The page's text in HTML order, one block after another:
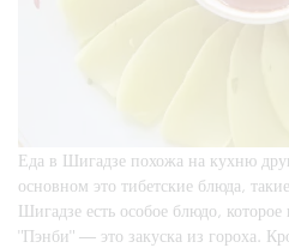
Еда в Шигадзе похожа на кухню
основном это тибетские блюда,
Шигадзе есть особое блюдо, которое
"Пэнби" — это закуска из гороха.